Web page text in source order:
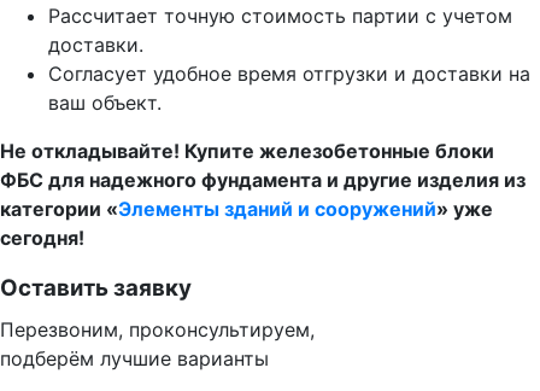
Рассчитает точную стоимость партии с учетом
доставки.
Согласует удобное время отгрузки и доставки на
ваш объект.
Не откладывайте! Купите железобетонные блоки
ФБС для надежного фундамента и другие изделия из
категории «Элементы зданий и сооружений» уже
сегодня!
Оставить заявку
Перезвоним, проконсультируем,
подберём лучшие варианты